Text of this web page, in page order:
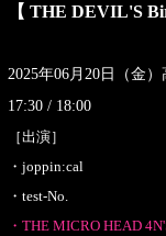
【 THE DEVIL'S
2025年06月20日（金
17:30 / 18:00
［出演］
・joppin:cal
・test-No.
・THE MICRO HEAD